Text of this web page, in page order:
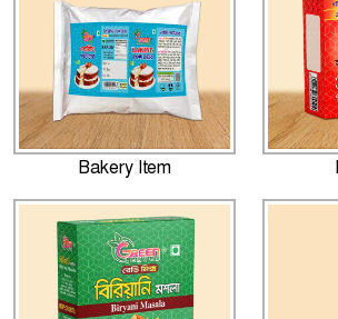
Bakery Item